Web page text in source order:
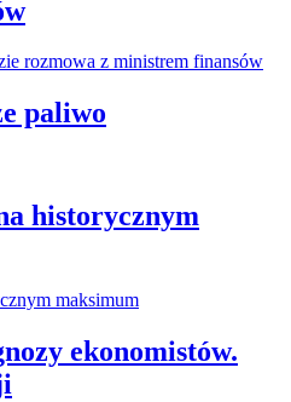
paliwo
historycznym
ekonomistów.